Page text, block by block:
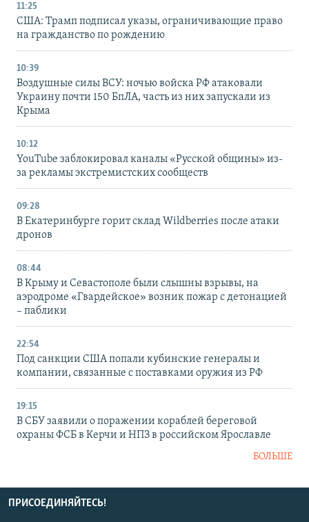
11:25
США: Трамп подписал указы, ограничивающие право
на гражданство по рождению
10:39
Воздушные силы ВСУ: ночью войска РФ атаковали
Украину почти 150 БпЛА, часть из них запускали из
Крыма
10:12
YouTube заблокировал каналы «Русской общины» из-
за рекламы экстремистских сообществ
09:28
В Екатеринбурге горит склад Wildberries после атаки
дронов
08:44
В Крыму и Севастополе были слышны взрывы, на
аэродроме «Гвардейское» возник пожар с детонацией
– паблики
22:54
Под санкции США попали кубинские генералы и
компании, связанные с поставками оружия из РФ
19:15
В СБУ заявили о поражении кораблей береговой
охраны ФСБ в Керчи и НПЗ в российском Ярославле
БОЛЬШЕ
ПРИСОЕДИНЯЙТЕСЬ!